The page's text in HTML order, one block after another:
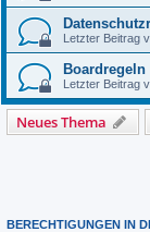
Letzter Beitrag
Boardregeln
Letzter Beitrag
Neues Thema
BERECHTIGUNGEN IN